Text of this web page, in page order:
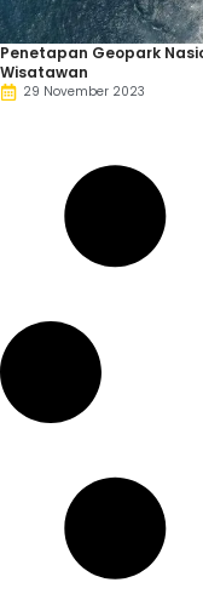
Penetapan Geopark
Wisatawan
29 November 2023